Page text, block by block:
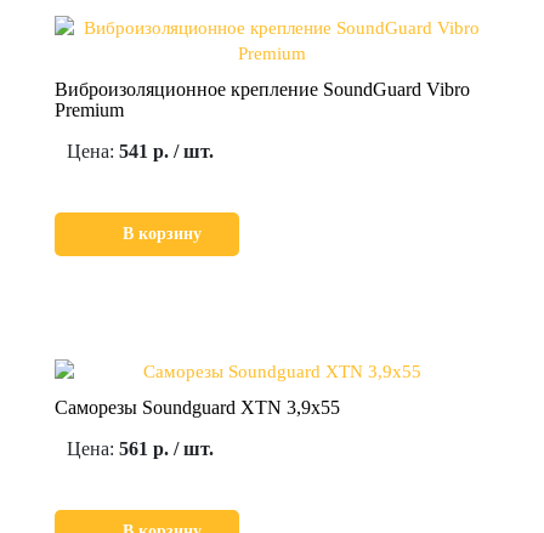
Виброизоляционное крепление SoundGuard Vibro
Premium
Цена: 541 р. / шт.
В корзину
Саморезы Soundguard XTN 3,9x55
Цена: 561 р. / шт.